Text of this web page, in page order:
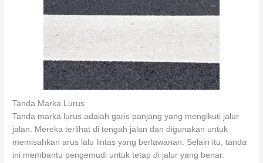
Tanda Marka Lurus
Tanda marka lurus adalah garis panjang yang mengikuti jalur
jalan. Mereka terlihat di tengah jalan dan digunakan untuk
memisahkan arus lalu lintas yang berlawanan. Selain itu, tanda
ini membantu pengemudi untuk tetap di jalur yang benar.